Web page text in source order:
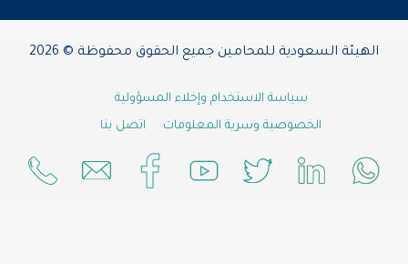
الهيئة السعودية للمحامين جميع الحقوق محفوظة © 2026
سياسة الاستخدام وإخلاء المسؤولية
الخصوصية وسرية المعلومات
اتصل بنا